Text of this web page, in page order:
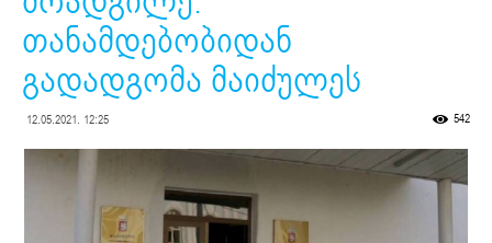
თანამდებობიდან
გადადგომა მაიძულეს
12.05.2021. 12:25 542